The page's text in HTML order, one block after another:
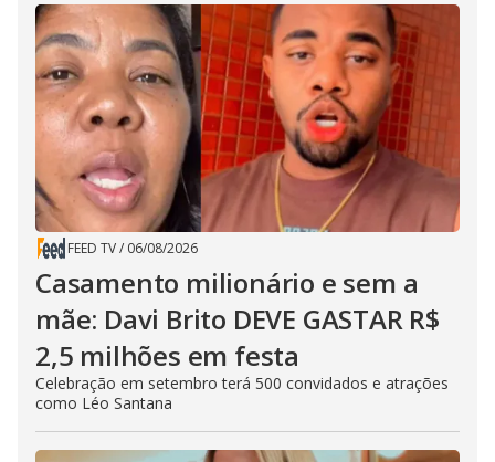
FEED TV/ 06/08/2026
Casamento milionário e sem a
mãe: Davi Brito DEVE GASTAR R$
2,5 milhões em festa
Celebração em setembro terá 500 convidados e atrações
como Léo Santana